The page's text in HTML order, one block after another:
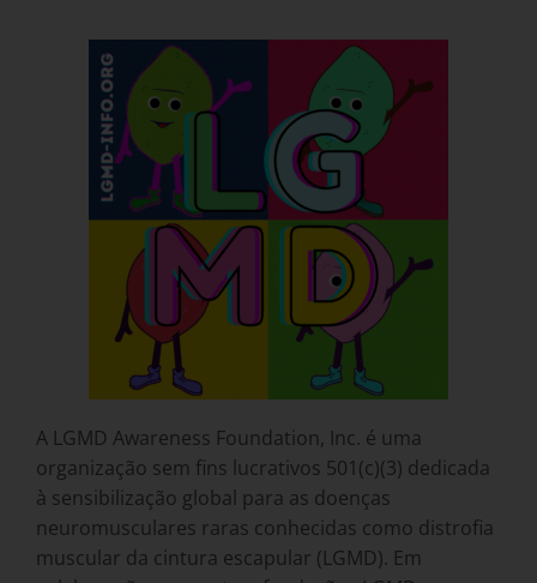
A LGMD Awareness Foundation, Inc. é uma
organização sem fins lucrativos 501(c)(3) dedicada
à sensibilização global para as doenças
neuromusculares raras conhecidas como distrofia
muscular da cintura escapular (LGMD). Em